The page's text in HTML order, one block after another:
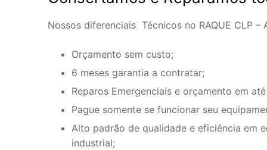
Nossos diferenciais Técnicos no RAQUE CLP –
Orçamento sem custo;
6 meses garantia a contratar;
Reparos Emergenciais e orçamento em
Pague somente se funcionar seu
Alto padrão de qualidade e eficiência em
industrial;